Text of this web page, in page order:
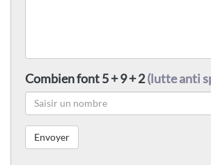
Combien font 5 + 9 + 2(lutte anti